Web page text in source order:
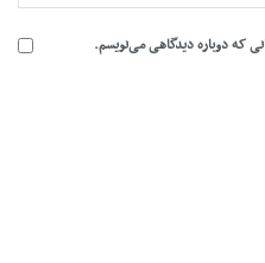
که دوباره دیدگاهی می‌نویسم.